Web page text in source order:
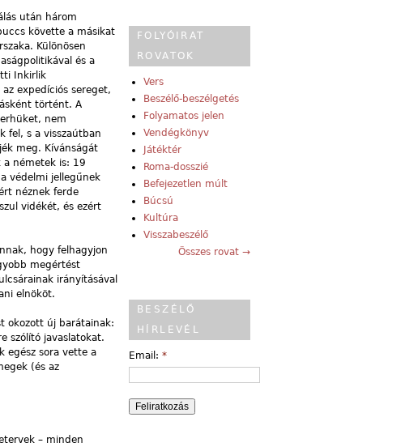
után három
követte a másikat
Különösen
és a
Inkirlik
expedíciós sereget,
történt. A
nem
fel, s a visszaútban
meg. Kívánságát
a németek is: 19
védelmi jellegűnek
néznek ferde
vidékét, és ezért
hogy felhagyjon
megértést
irányításával
elnököt.
okozott új barátainak:
szólító javaslatokat.
egész sora vette a
(és az
– minden
FOLYÓIRAT
ROVATOK
Vers
Beszélő-beszélgetés
Folyamatos jelen
Vendégkönyv
Játéktér
Roma-dosszié
Befejezetlen múlt
Búcsú
Kultúra
Visszabeszélő
Összes rovat →
BESZÉLŐ
HÍRLEVÉL
Email: *